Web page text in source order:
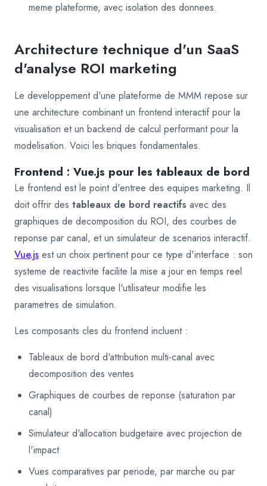
meme plateforme, avec isolation des donnees.
Architecture technique d'un SaaS
d'analyse ROI marketing
Le developpement d'une plateforme de MMM repose sur
une architecture combinant un frontend interactif pour la
visualisation et un backend de calcul performant pour la
modelisation. Voici les briques fondamentales.
Frontend : Vue.js pour les tableaux de bord
Le frontend est le point d'entree des equipes marketing. Il
doit offrir des tableaux de bord reactifs avec des
graphiques de decomposition du ROI, des courbes de
reponse par canal, et un simulateur de scenarios interactif.
Vue.js est un choix pertinent pour ce type d'interface : son
systeme de reactivite facilite la mise a jour en temps reel
des visualisations lorsque l'utilisateur modifie les
parametres de simulation.
Les composants cles du frontend incluent :
Tableaux de bord d'attribution multi-canal avec
decomposition des ventes
Graphiques de courbes de reponse (saturation par
canal)
Simulateur d'allocation budgetaire avec projection de
l'impact
Vues comparatives par periode, par marche ou par